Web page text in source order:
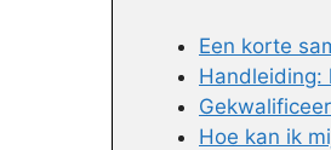
Een korte
Handleiding:
Hoe kan ik